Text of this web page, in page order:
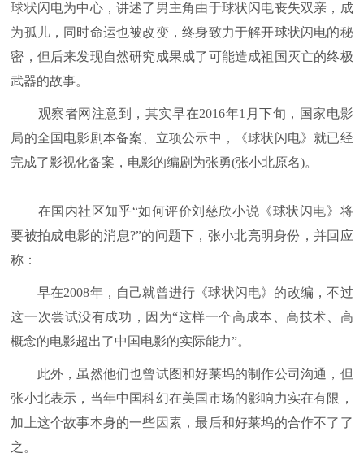
球状闪电为中心，讲述了男主角由于球状闪电丧失双亲，成
为孤儿，同时命运也被改变，终身致力于解开球状闪电的秘
密，但后来发现自然研究成果成了可能造成祖国灭亡的终极
武器的故事。
观察者网注意到，其实早在2016年1月下旬，国家电影
局的全国电影剧本备案、立项公示中，《球状闪电》就已经
完成了影视化备案，电影的编剧为张勇(张小北原名)。
在国内社区知乎“如何评价刘慈欣小说《球状闪电》将
要被拍成电影的消息?”的问题下，张小北亮明身份，并回应
称：
早在2008年，自己就曾进行《球状闪电》的改编，不过
这一次尝试没有成功，因为“这样一个高成本、高技术、高
概念的电影超出了中国电影的实际能力”。
此外，虽然他们也曾试图和好莱坞的制作公司沟通，但
张小北表示，当年中国科幻在美国市场的影响力实在有限，
加上这个故事本身的一些因素，最后和好莱坞的合作不了了
之。